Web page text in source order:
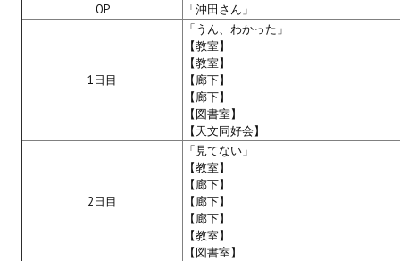
Ведьмак 2
EURO comics
USA comics
OP
「沖田さん」
1日目
「うん、わかった」
【教室】
【教室】
【廊下】
【廊下】
【図書室】
【天文同好会】
2日目
「見てない」
【教室】
【廊下】
【廊下】
【廊下】
【教室】
【図書室】